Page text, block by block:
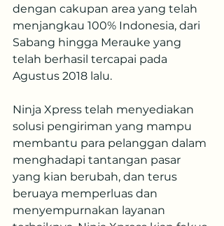
dengan cakupan area yang telah
menjangkau 100% Indonesia, dari
Sabang hingga Merauke yang
telah berhasil tercapai pada
Agustus 2018 lalu.
Ninja Xpress telah menyediakan
solusi pengiriman yang mampu
membantu para pelanggan dalam
menghadapi tantangan pasar
yang kian berubah, dan terus
beruaya memperluas dan
menyempurnakan layanan